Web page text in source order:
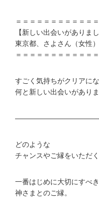
＝＝＝＝＝＝＝＝＝＝＝
【新しい出会いがありまし
東京都、さよさん（女性）
＝＝＝＝＝＝＝＝＝＝＝
すごく気持ちがクリアに
何と新しい出会いがありま
————————————
どのような
チャンスやご縁をいただ
一番はじめに大切にすべ
神さまとのご縁。